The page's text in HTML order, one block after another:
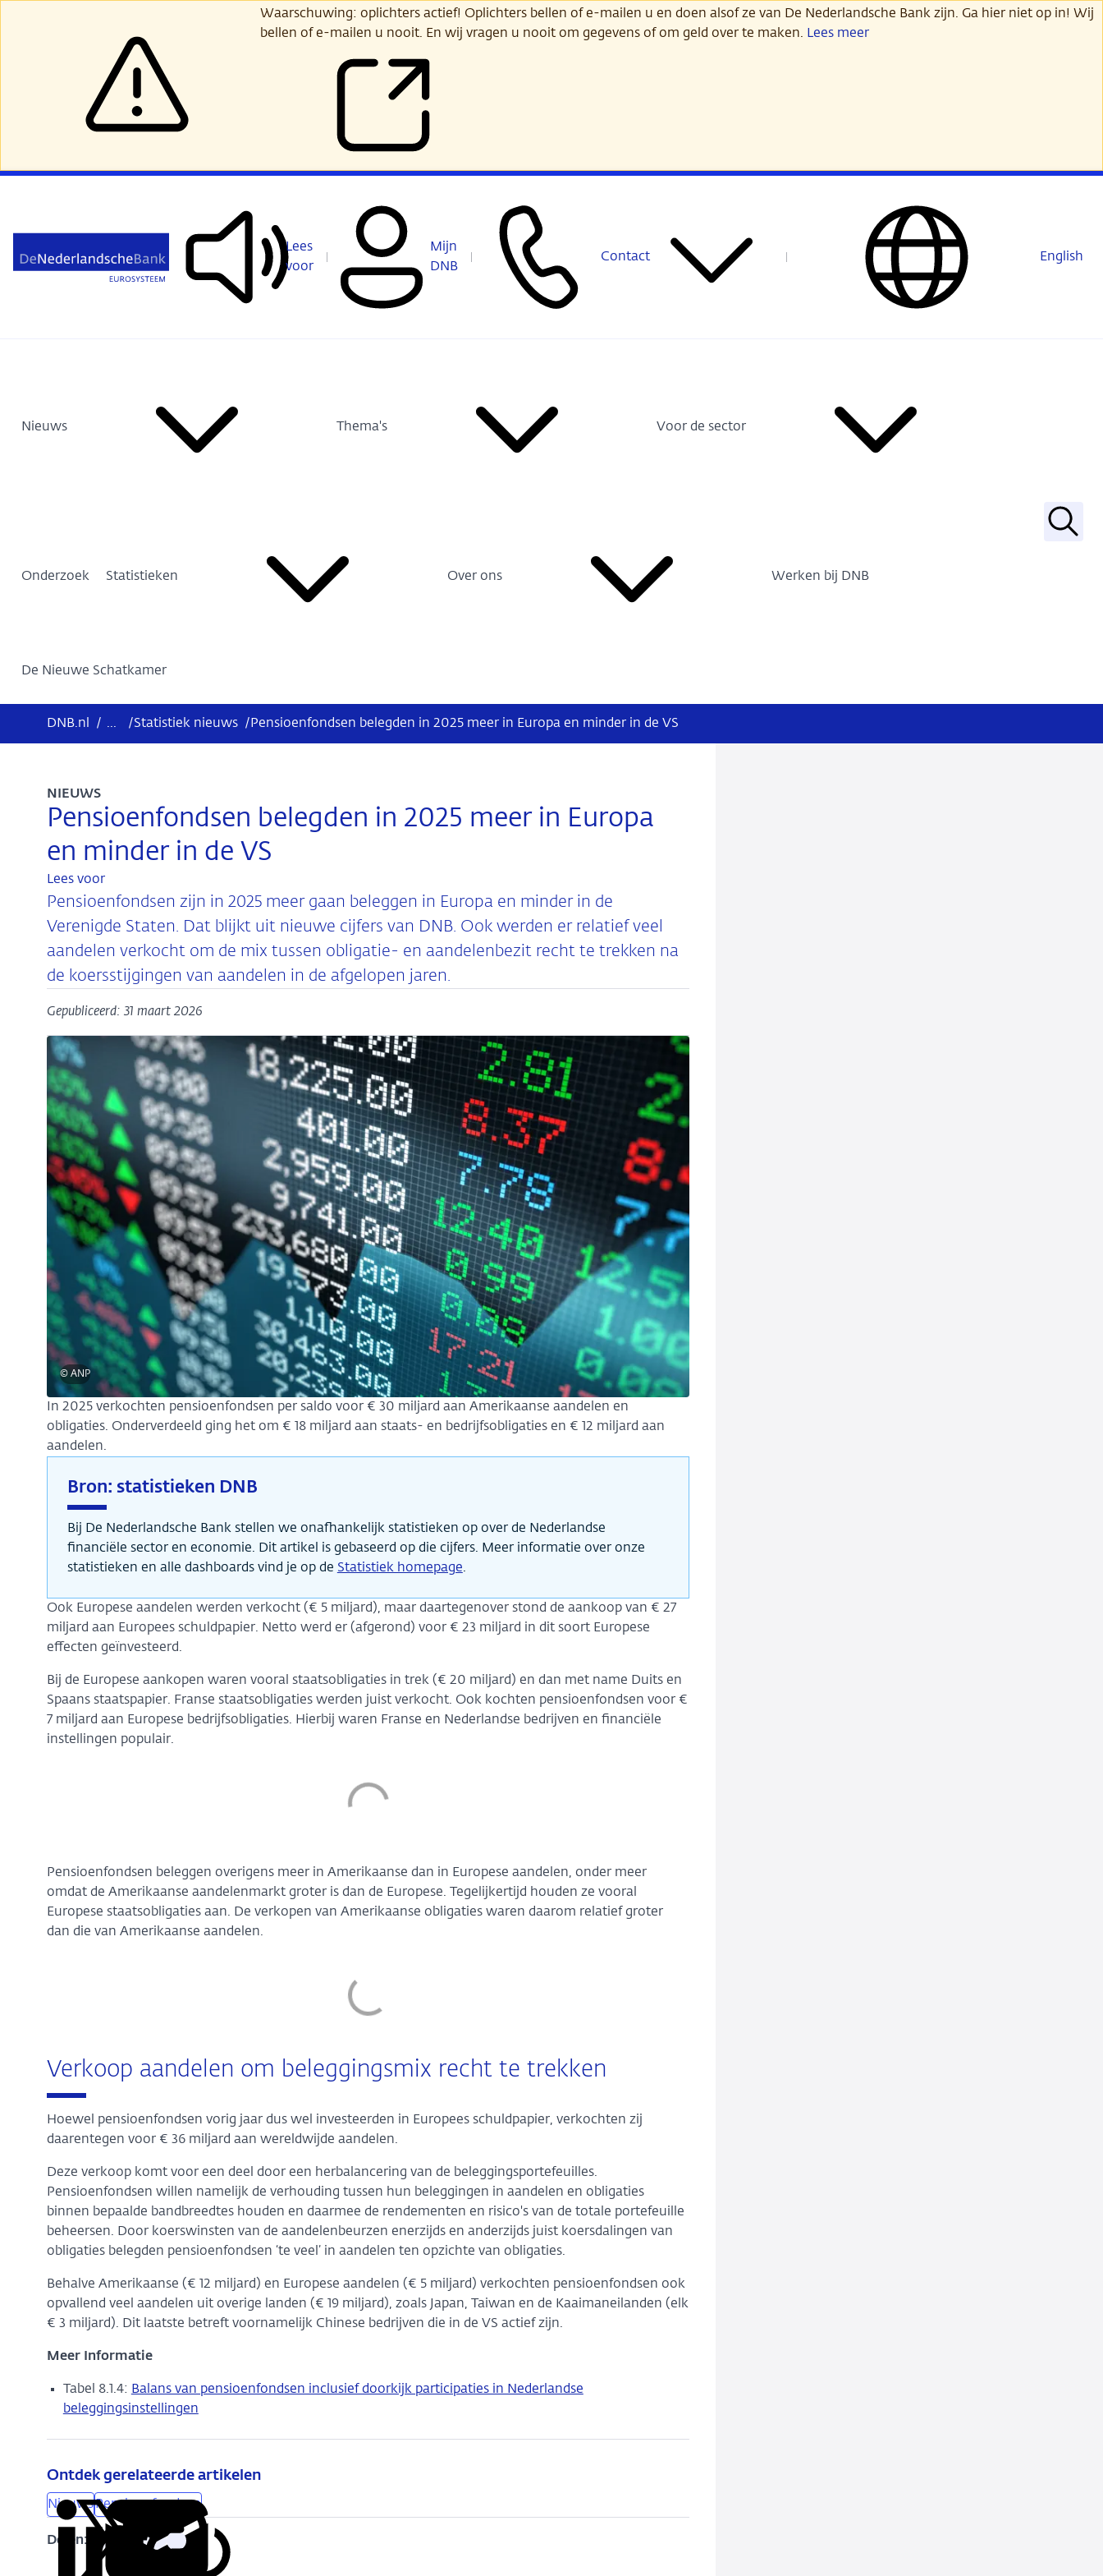
Waarschuwing: oplichters actief! Oplichters bellen of e-mailen u en doen alsof ze van De Nederlandsche Bank zijn. Ga hier niet op in! Wij
bellen of e-mailen u nooit. En wij vragen u nooit om gegevens of om geld over te maken. Lees meer
Lees
voor
Mijn
DNB
Contact English
Nieuws Thema's Voor de sector
Onderzoek Statistieken Over ons Werken bij DNB
De Nieuwe Schatkamer
Zoek
DNB.nl / ... /Statistiek nieuws / Pensioenfondsen belegden in 2025 meer in Europa en minder in de VS
Pensioenfondsen belegden in 2025 meer in Europa
en minder in de VS
NIEUWS
Lees voor
Pensioenfondsen zijn in 2025 meer gaan beleggen in Europa en minder in de
Verenigde Staten. Dat blijkt uit nieuwe cijfers van DNB. Ook werden er relatief veel
aandelen verkocht om de mix tussen obligatie- en aandelenbezit recht te trekken na
de koersstijgingen van aandelen in de afgelopen jaren.
Gepubliceerd: 31 maart 2026
© ANP
In 2025 verkochten pensioenfondsen per saldo voor € 30 miljard aan Amerikaanse aandelen en
obligaties. Onderverdeeld ging het om € 18 miljard aan staats- en bedrijfsobligaties en € 12 miljard aan
aandelen.
Bron: statistieken DNB
Bij De Nederlandsche Bank stellen we onafhankelijk statistieken op over de Nederlandse
financiële sector en economie. Dit artikel is gebaseerd op die cijfers. Meer informatie over onze
statistieken en alle dashboards vind je op de Statistiek homepage.
Ook Europese aandelen werden verkocht (€ 5 miljard), maar daartegenover stond de aankoop van € 27
miljard aan Europees schuldpapier. Netto werd er (afgerond) voor € 23 miljard in dit soort Europese
effecten geïnvesteerd.
Bij de Europese aankopen waren vooral staatsobligaties in trek (€ 20 miljard) en dan met name Duits en
Spaans staatspapier. Franse staatsobligaties werden juist verkocht. Ook kochten pensioenfondsen voor €
7 miljard aan Europese bedrijfsobligaties. Hierbij waren Franse en Nederlandse bedrijven en financiële
instellingen populair.
Pensioenfondsen beleggen overigens meer in Amerikaanse dan in Europese aandelen, onder meer
omdat de Amerikaanse aandelenmarkt groter is dan de Europese. Tegelijkertijd houden ze vooral
Europese staatsobligaties aan. De verkopen van Amerikaanse obligaties waren daarom relatief groter
dan die van Amerikaanse aandelen.
Verkoop aandelen om beleggingsmix recht te trekken
Hoewel pensioenfondsen vorig jaar dus wel investeerden in Europees schuldpapier, verkochten zij
daarentegen voor € 36 miljard aan wereldwijde aandelen.
Deze verkoop komt voor een deel door een herbalancering van de beleggingsportefeuilles.
Pensioenfondsen willen namelijk de verhouding tussen hun beleggingen in aandelen en obligaties
binnen bepaalde bandbreedtes houden en daarmee de rendementen en risico's van de totale portefeuille
beheersen. Door koerswinsten van de aandelenbeurzen enerzijds en anderzijds juist koersdalingen van
obligaties belegden pensioenfondsen ‘te veel’ in aandelen ten opzichte van obligaties.
Behalve Amerikaanse (€ 12 miljard) en Europese aandelen (€ 5 miljard) verkochten pensioenfondsen ook
opvallend veel aandelen uit overige landen (€ 19 miljard), zoals Japan, Taiwan en de Kaaimaneilanden (elk
€ 3 miljard). Dit laatste betreft voornamelijk Chinese bedrijven die in de VS actief zijn.
Meer Informatie
Tabel 8.1.4: Balans van pensioenfondsen inclusief doorkijk participaties in Nederlandse
beleggingsinstellingen
Ontdek gerelateerde artikelen
NieuwsPensioenfondsen
Delen:
Deel
via
DeelDeelKopieer